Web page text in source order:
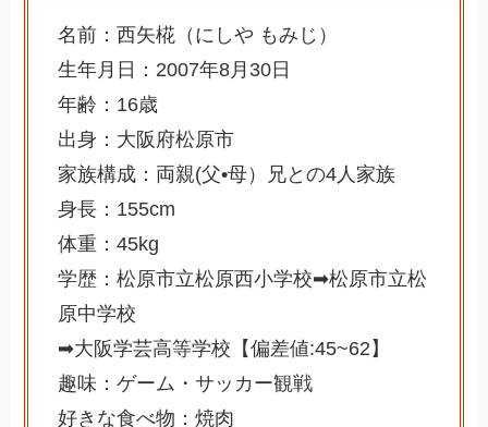
名前：西矢椛（にしや もみじ）
生年月日：2007年8月30日
年齢：16歳
出身：大阪府松原市
家族構成：両親(父•母）兄との4人家族
身長：155cm
体重：45kg
学歴：松原市立松原西小学校➡︎松原市立松
原中学校
➡︎大阪学芸高等学校【偏差値:45~62】
趣味：ゲーム・サッカー観戦
好きな食べ物：焼肉